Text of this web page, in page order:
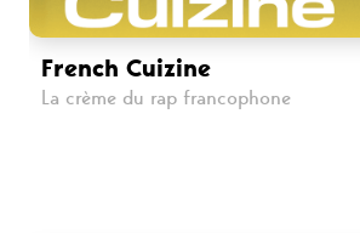
French Cuizine
La crème du rap francophone